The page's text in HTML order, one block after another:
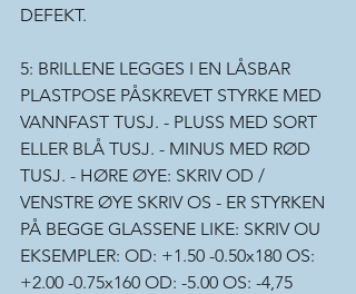
DEFEKT.
5: BRILLENE LEGGES I EN LÅSBAR
PLASTPOSE PÅSKREVET STYRKE MED
VANNFAST TUSJ. - PLUSS MED SORT
ELLER BLÅ TUSJ. - MINUS MED RØD
TUSJ. - HØRE ØYE: SKRIV OD /
VENSTRE ØYE SKRIV OS - ER STYRKEN
PÅ BEGGE GLASSENE LIKE: SKRIV OU
EKSEMPLER: OD: +1.50 -0.50x180 OS:
+2.00 -0.75x160 OD: -5.00 OS: -4,75